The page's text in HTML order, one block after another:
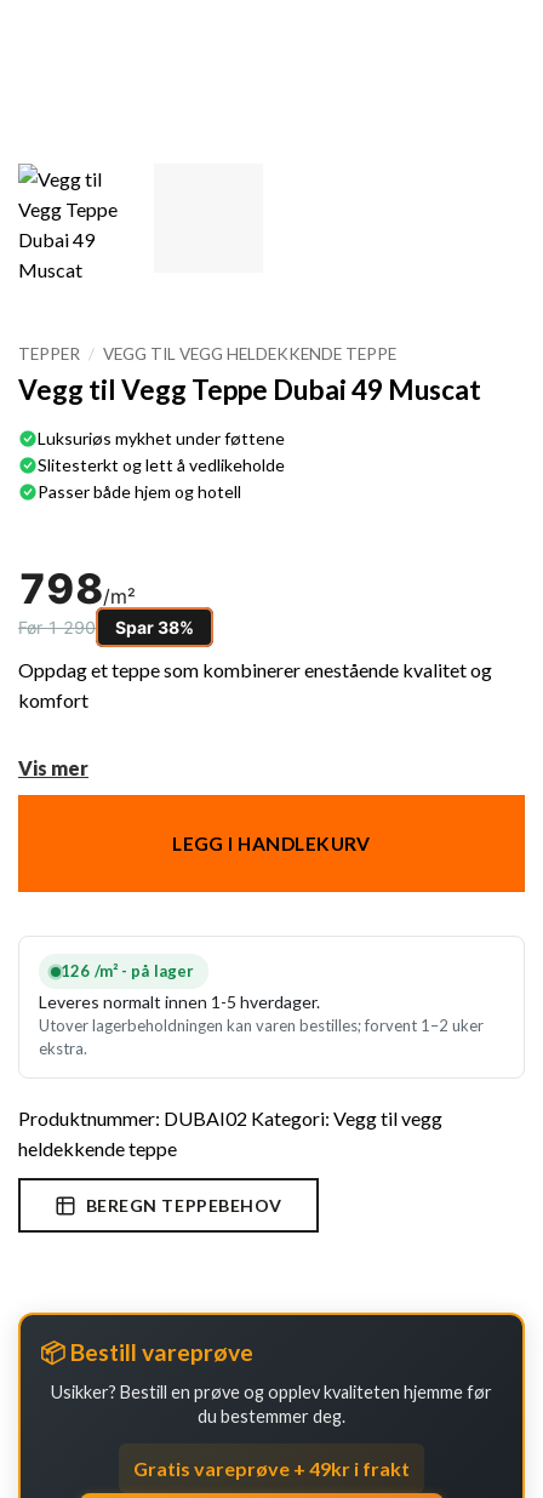
TEPPER / VEGG TIL VEGG HELDEKKENDE TEPPE
Vegg til Vegg Teppe Dubai 49 Muscat
Luksuriøs mykhet under føttene
Slitesterkt og lett å vedlikeholde
Passer både hjem og hotell
798/m²
Før 1 290 Spar 38%
Oppdag et teppe som kombinerer enestående kvalitet og
komfort
Vis mer
LEGG I HANDLEKURV
126 /m² - på lager
Leveres normalt innen 1-5 hverdager.
Utover lagerbeholdningen kan varen bestilles; forvent 1–2 uker
ekstra.
Produktnummer: DUBAI02 Kategori: Vegg til vegg
heldekkende teppe
BEREGN TEPPEBEHOV
📦 Bestill vareprøve
Usikker? Bestill en prøve og opplev kvaliteten hjemme før
du bestemmer deg.
Gratis vareprøve + 49kr i frakt